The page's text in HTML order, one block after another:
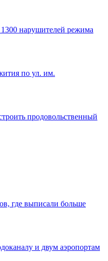
нарушителей режима
по ул. им.
продовольственный
где выписали больше
и двум аэропортам